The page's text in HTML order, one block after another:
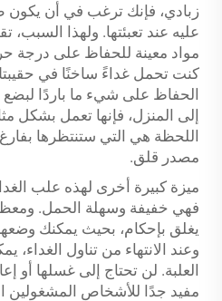
زبادي، فإنك ترغب في أن يكون
مواد معينة للحفاظ على درجة
كنت تحمل غداءً ساخنًا في
الحفاظ على شيء ما باردًا
إلى المنزل، فإنها تعمل بشكل
اللحظة هي التي ستنتظرها
مصدر قلق.
ميزة كبيرة أخرى لهذه علب
فهي خفيفة وسهلة الحمل.
يغلق بإحكام، بحيث يمكنك
وعند الانتهاء من تناول
العلبة. لن تحتاج إلى غسلها أو
مفيد جدًا للأشخاص المشغولين